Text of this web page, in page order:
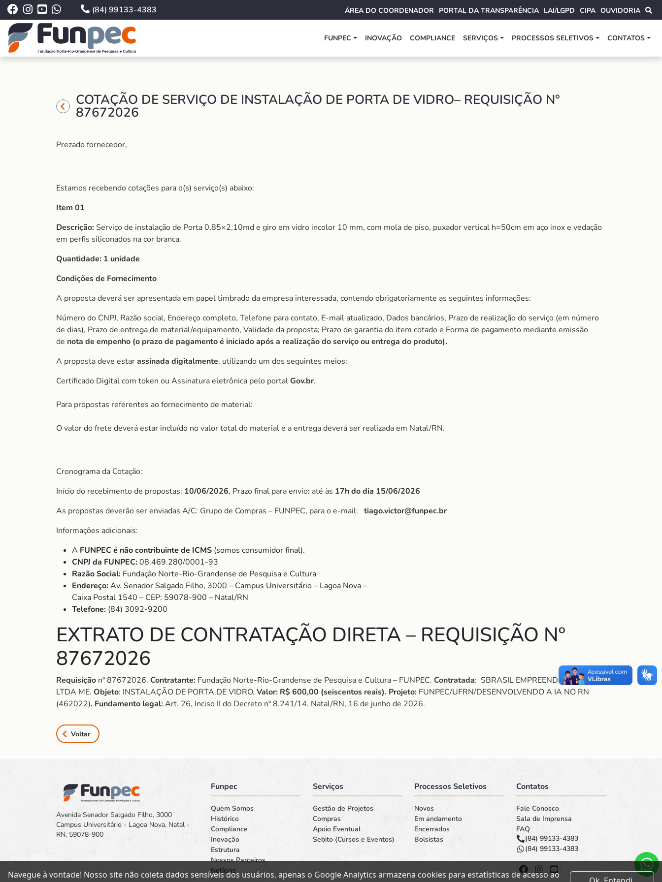
(84) 99133-4383 ÁREA DO COORDENADOR PORTAL DA TRANSPARÊNCIA LAI/LGPD CIPA OUVIDORIA
FUNPEC INOVAÇÃO COMPLIANCE SERVIÇOS PROCESSOS SELETIVOS CONTATOS
COTAÇÃO DE SERVIÇO DE INSTALAÇÃO DE PORTA DE VIDRO– REQUISIÇÃO N°
87672026
Prezado fornecedor,
Estamos recebendo cotações para o(s) serviço(s) abaixo:
Item 01
Descrição: Serviço de instalação de Porta 0,85×2,10md e giro em vidro incolor 10 mm, com mola de piso, puxador vertical h=50cm em aço inox e vedação
em perfis siliconados na cor branca.
Quantidade: 1 unidade
Condições de Fornecimento
A proposta deverá ser apresentada em papel timbrado da empresa interessada, contendo obrigatoriamente as seguintes informações:
Número do CNPJ, Razão social, Endereço completo, Telefone para contato, E-mail atualizado, Dados bancários, Prazo de realização do serviço (em número
de dias), Prazo de entrega de material/equipamento, Validade da proposta; Prazo de garantia do item cotado e Forma de pagamento mediante emissão
de nota de empenho (o prazo de pagamento é iniciado após a realização do serviço ou entrega do produto).
A proposta deve estarassinada digitalmente, utilizando um dos seguintes meios:
Certificado Digital com token ou Assinatura eletrônica pelo portalGov.br.
Para propostas referentes ao fornecimento de material:
O valor do frete deverá estar incluído no valor total do material e a entrega deverá ser realizada em Natal/RN.
Cronograma da Cotação:
Início do recebimento de propostas: 10/06/2026, Prazo final para envio: até às 17h do dia 15/06/2026
As propostas deverão ser enviadas A/C: Grupo de Compras – FUNPEC, para o e-mail: tiago.victor@funpec.br
Informações adicionais:
A FUNPEC é não contribuinte de ICMS (somos consumidor final).
CNPJ da FUNPEC:08.469.280/0001-93
Razão Social: Fundação Norte-Rio-Grandense de Pesquisa e Cultura
Endereço:Av. Senador Salgado Filho, 3000 – Campus Universitário – Lagoa Nova –
Caixa Postal 1540 – CEP: 59078-900 – Natal/RN
Telefone: (84) 3092-9200
EXTRATO DE CONTRATAÇÃO DIRETA – REQUISIÇÃO Nº
87672026
Requisição nº 87672026. Contratante: Fundação Norte-Rio-Grandense de Pesquisa e Cultura – FUNPEC. Contratada: SBRASIL EMPREENDIMENTOS
LTDA ME. Objeto: INSTALAÇÃO DE PORTA DE VIDRO. Valor: R$ 600,00 (seiscentos reais). Projeto: FUNPEC/UFRN/DESENVOLVENDO A IA NO RN
(462022). Fundamento legal:Art. 26, Inciso II do Decreto nº 8.241/14. Natal/RN, 16 de junho de 2026.
Voltar
Avenida Senador Salgado Filho, 3000
Campus Universitário - Lagoa Nova, Natal -
RN, 59078-900
Funpec
Quem Somos
Histórico
Compliance
Inovação
Estrutura
Nossos Parceiros
Notícias
Serviços
Gestão de Projetos
Compras
Apoio Eventual
Sebito (Cursos e Eventos)
Processos Seletivos
Novos
Em andamento
Encerrados
Bolsistas
Contatos
Fale Conosco
Sala de Imprensa
FAQ
(84) 99133-4383
(84) 99133-4383
Navegue à vontade! Nosso site não coleta dados sensíveis dos usuários, apenas o Google Analytics armazena cookies para estatísticas de acesso ao